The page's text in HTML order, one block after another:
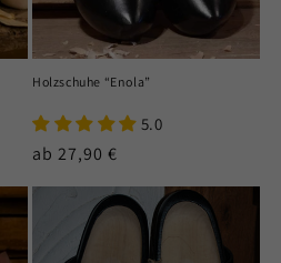
Holzschuhe “Enola”
5.0
Normaler
ab 27,90 €